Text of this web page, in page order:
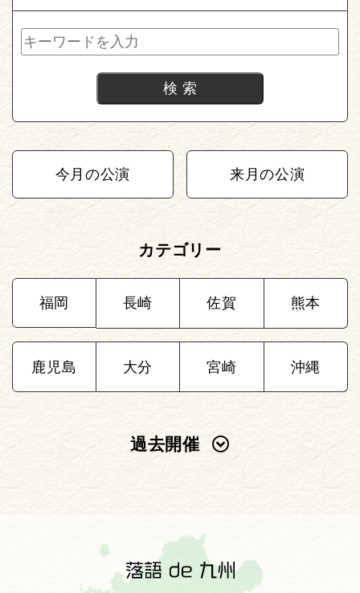
今月の公演 来月の公演
カテゴリー
福岡 長崎 佐賀 熊本
鹿児島 大分 宮崎 沖縄
過去開催
2022年